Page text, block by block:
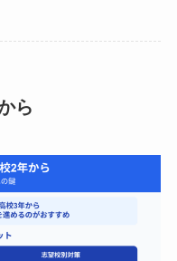
ら